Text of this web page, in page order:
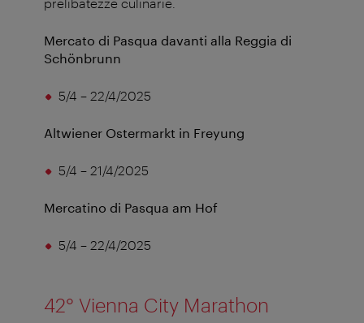
Mercato di Pasqua davanti alla Reggia di
Schönbrunn
5/4 – 22/4/2025
Altwiener Ostermarkt in Freyung
5/4 – 21/4/2025
Mercatino di Pasqua am Hof
5/4 – 22/4/2025
42° Vienna City Marathon